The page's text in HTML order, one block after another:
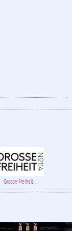
Bühnen